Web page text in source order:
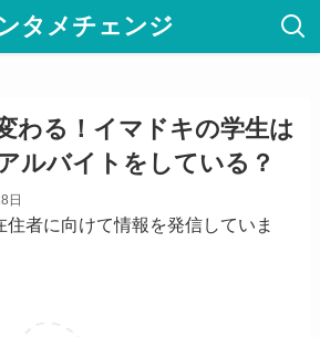
タメチェンジ
わる！イマドキの学生は
ルバイトをしている？
日
者に向けて情報を発信していま